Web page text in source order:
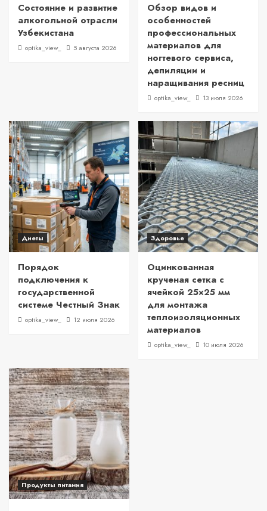
Состояние и развитие
алкогольной отрасли
Узбекистана
optika_view_ 5 августа 2026
Обзор видов и
особенностей
профессиональных
материалов для
ногтевого сервиса,
депиляции и
наращивания ресниц
optika_view_ 13 июля 2026
Диеты
Порядок
подключения к
государственной
системе Честный Знак
optika_view_ 12 июля 2026
Здоровье
Оцинкованная
крученая сетка с
ячейкой 25×25 мм
для монтажа
теплоизоляционных
материалов
optika_view_ 10 июля 2026
Продукты питания